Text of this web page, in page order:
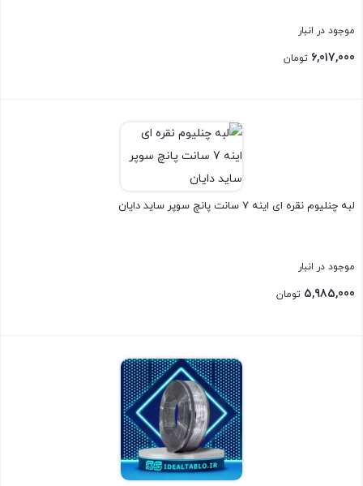
موجود در انبار
6,017,000 تومان
لبه چنلیوم نقره ای اینه 7 سانت پانچ سوپر ساید دایان
موجود در انبار
5,985,000 تومان